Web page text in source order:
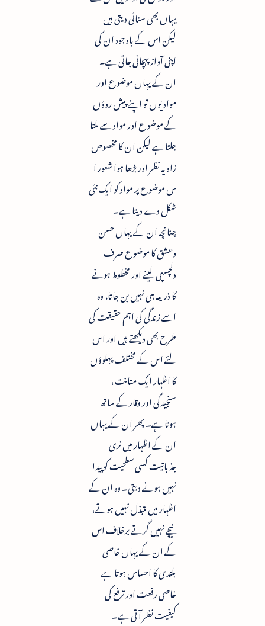
یہاں بھی سنائی دیتی ہیں
لیکن اس کے باوجود ان کی
اپنی آواز پہچانی جاتی ہے۔
ان کے یہاں موضوع اور
مواد یوں تو اپنے پیش روؤں
کے موضوع اور مواد سے ملتا
جلتا ہے لیکن ان کا مخصوص
زاویہ نظر اور بڑھا ہوا شعور ا
س موضوع پر مواد کو ایک نئی
شکل دے دیتا ہے۔
چنانچہ ان کے یہاں حسن
وعشق کا موضوع صرف
دلچسپی لینے اور مخطوط ہونے
کا ذریعہ ہی نہیں بن جاتا، وہ
اسے زندگی کی اہم حقیقت کی
طرح بھی دیکھتے ہیں اور اس
لئے اس کے مختلف پہلوؤں
کا اظہار ایک متانت ،
سنجیدگی اور وقار کے ساتھ
ہوتا ہے۔ پھر ان کے یہاں
ان کے اظہار میں نری
جذباتیت کسی سطحیت کو پیدا
نہیں ہونے دیتی۔ وہ ان کے
اظہار میں متبذل نہیں ہوتے،
نیچے نہیں گرتے برخلاف اس
کے ان کے یہاں خاصی
بلندی کا احساس ہوتا ہے
خاصی رفعت اور ترفع کی
کیفیت نظر آتی ہے۔